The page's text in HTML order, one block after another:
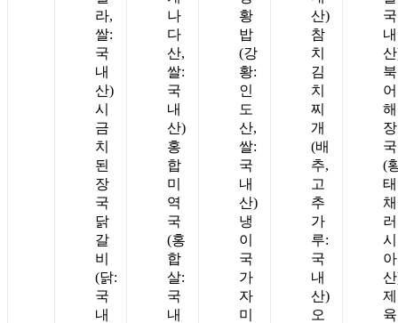
라,
쌀:
국
내
산)
시
금
치
된
장
국
닭
갈
비
(닭:
국
내
나
다
산,
쌀:
국
내
산)
홍
합
미
역
국
(홍
합
살:
국
내
황
밥
(강
황:
인
도
산,
쌀:
국
내
산)
냉
이
국
가
자
미
산)
참
치
김
치
찌
개
(배
추,
고
추
가
루:
국
내
산)
오
국
내
북
어
해
장
국
(
태
러
시
아
제
육